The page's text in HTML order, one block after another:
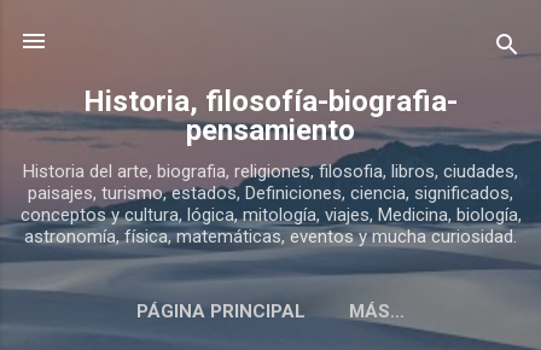
Historia, filosofía-biografia-
pensamiento
Historia del arte, biografia, religiones, filosofia, libros, ciudades,
paisajes, turismo, estados, Definiciones, ciencia, significados,
conceptos y cultura, lógica, mitología, viajes, Medicina, biología,
astronomía, física, matemáticas, eventos y mucha curiosidad.
PÁGINA PRINCIPAL MÁS…